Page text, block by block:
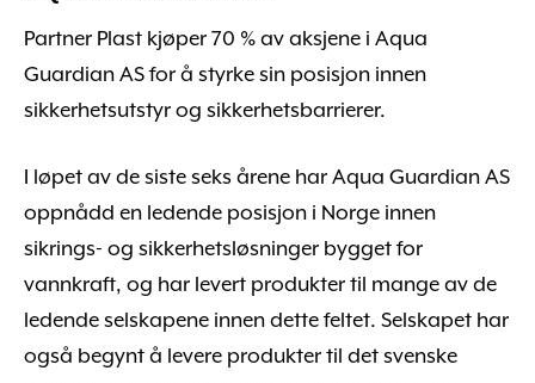
Partner Plast kjøper 70 % av aksjene i Aqua
Guardian AS for å styrke sin posisjon innen
sikkerhetsutstyr og sikkerhetsbarrierer.
I løpet av de siste seks årene har Aqua Guardian AS
oppnådd en ledende posisjon i Norge innen
sikrings- og sikkerhetsløsninger bygget for
vannkraft, og har levert produkter til mange av de
ledende selskapene innen dette feltet. Selskapet har
også begynt å levere produkter til det svenske